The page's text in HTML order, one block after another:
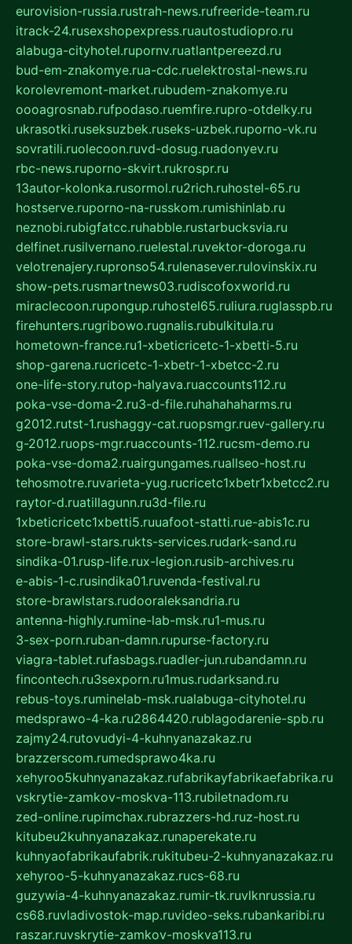
eurovision-russia.rustrah-news.rufreeride-team.ru
itrack-24.rusexshopexpress.ruautostudiopro.ru
alabuga-cityhotel.rupornv.ruatlantpereezd.ru
bud-em-znakomye.rua-cdc.ruelektrostal-news.ru
korolevremont-market.rubudem-znakomye.ru
oooagrosnab.rufpodaso.ruemfire.rupro-otdelky.ru
ukrasotki.ruseksuzbek.ruseks-uzbek.ruporno-vk.ru
sovratili.ruolecoon.ruvd-dosug.ruadonyev.ru
rbc-news.ruporno-skvirt.rukrospr.ru
13autor-kolonka.rusormol.ru2rich.ruhostel-65.ru
hostserve.ruporno-na-russkom.rumishinlab.ru
neznobi.rubigfatcc.ruhabble.rustarbucksvia.ru
delfinet.rusilvernano.ruelestal.ruvektor-doroga.ru
velotrenajery.rupronso54.rulenasever.rulovinskix.ru
show-pets.rusmartnews03.rudiscofoxworld.ru
miraclecoon.rupongup.ruhostel65.ruliura.ruglasspb.ru
firehunters.rugribowo.rugnalis.rubulkitula.ru
hometown-france.ru1-xbeticricetc-1-xbetti-5.ru
shop-garena.rucricetc-1-xbetr-1-xbetcc-2.ru
one-life-story.rutop-halyava.ruaccounts112.ru
poka-vse-doma-2.ru3-d-file.ruhahahaharms.ru
g2012.rutst-1.rushaggy-cat.ruopsmgr.ruev-gallery.ru
g-2012.ruops-mgr.ruaccounts-112.rucsm-demo.ru
poka-vse-doma2.ruairgungames.ruallseo-host.ru
tehosmotre.ruvarieta-yug.rucricetc1xbetr1xbetcc2.ru
raytor-d.ruatillagunn.ru3d-file.ru
1xbeticricetc1xbetti5.ruuafoot-statti.rue-abis1c.ru
store-brawl-stars.rukts-services.rudark-sand.ru
sindika-01.rusp-life.rux-legion.rusib-archives.ru
e-abis-1-c.rusindika01.ruvenda-festival.ru
store-brawlstars.rudooraleksandria.ru
antenna-highly.rumine-lab-msk.ru1-mus.ru
3-sex-porn.ruban-damn.rupurse-factory.ru
viagra-tablet.rufasbags.ruadler-jun.rubandamn.ru
fincontech.ru3sexporn.ru1mus.rudarksand.ru
rebus-toys.ruminelab-msk.rualabuga-cityhotel.ru
medsprawo-4-ka.ru2864420.rublagodarenie-spb.ru
zajmy24.rutovudyi-4-kuhnyanazakaz.ru
brazzerscom.rumedsprawo4ka.ru
xehyroo5kuhnyanazakaz.rufabrikayfabrikaefabrika.ru
vskrytie-zamkov-moskva-113.rubiletnadom.ru
zed-online.rupimchax.rubrazzers-hd.ruz-host.ru
kitubeu2kuhnyanazakaz.runaperekate.ru
kuhnyaofabrikaufabrik.rukitubeu-2-kuhnyanazakaz.ru
xehyroo-5-kuhnyanazakaz.rucs-68.ru
guzywia-4-kuhnyanazakaz.rumir-tk.ruvlknrussia.ru
cs68.ruvladivostok-map.ruvideo-seks.rubankaribi.ru
raszar.ruvskrytie-zamkov-moskva113.ru